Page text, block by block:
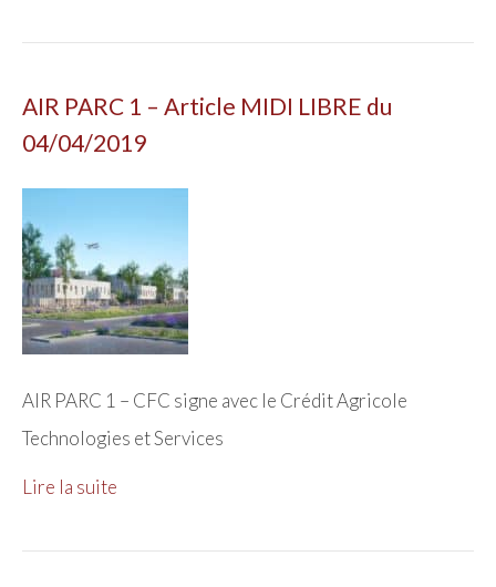
AIR PARC 1 – Article MIDI LIBRE du
04/04/2019
AIR PARC 1 – CFC signe avec le Crédit Agricole
Technologies et Services
Lire la suite